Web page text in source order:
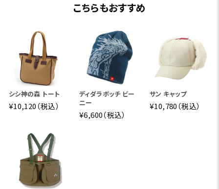
こちらもおすすめ
シシ神の森 トート
¥10,120（税込）
ディダラボッチ ビー
ニー
¥6,600（税込）
サン キャップ
¥10,780（税込）